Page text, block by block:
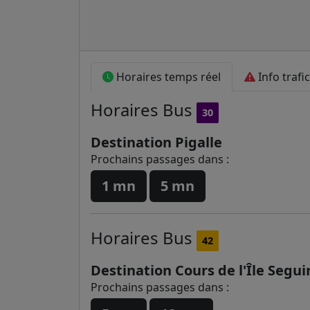
Horaires temps réel Info trafic
Horaires Bus 30
Destination Pigalle
Prochains passages dans :
1 mn 5 mn
Horaires Bus 42
Destination Cours de l'Île
Prochains passages dans :